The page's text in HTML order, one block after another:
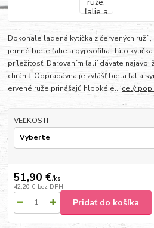
Dokonale ladená kytička z červených ruží
jemné biele ľalie a gypsofilia. Táto kytička
príležitosť. Darovaním ľalií dávate najavo,
chrániť. Odpradávna je zvlášť biela ľalia
ervené ruže prinášajú hlboké e...celý
VEĽKOSTI
51,90 €/ks
42,20 € bez DPH
Pridať do košíka